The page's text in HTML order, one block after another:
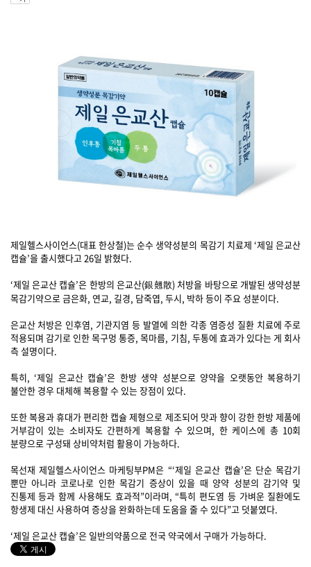
제일헬스사이언스(대표 한상철)는 순수 생약성분의 목감기 치료제 ‘제일 은교산
캡슐’을 출시했다고 26일 밝혔다.
‘제일 은교산 캡슐’은 한방의 은교산(銀翹散) 처방을 바탕으로 개발된 생약성분
목감기약으로 금은화, 연교, 길경, 담죽엽, 두시, 박하 등이 주요 성분이다.
은교산 처방은 인후염, 기관지염 등 발열에 의한 각종 염증성 질환 치료에 주로
적용되며 감기로 인한 목구멍 통증, 목마름, 기침, 두통에 효과가 있다는 게 회사
측 설명이다.
특히, ‘제일 은교산 캡슐’은 한방 생약 성분으로 양약을 오랫동안 복용하기
불안한 경우 대체해 복용할 수 있는 장점이 있다.
또한 복용과 휴대가 편리한 캡슐 제형으로 제조되어 맛과 향이 강한 한방 제품에
거부감이 있는 소비자도 간편하게 복용할 수 있으며, 한 케이스에 총 10회
분량으로 구성돼 상비약처럼 활용이 가능하다.
목선재 제일헬스사이언스 마케팅부PM은 “‘제일 은교산 캡슐’은 단순 목감기
뿐만 아니라 코로나로 인한 목감기 증상이 있을 때 양약 성분의 감기약 및
진통제 등과 함께 사용해도 효과적”이라며, “특히 편도염 등 가벼운 질환에도
항생제 대신 사용하여 증상을 완화하는데 도움을 줄 수 있다”고 덧붙였다.
‘제일 은교산 캡슐’은 일반의약품으로 전국 약국에서 구매가 가능하다.